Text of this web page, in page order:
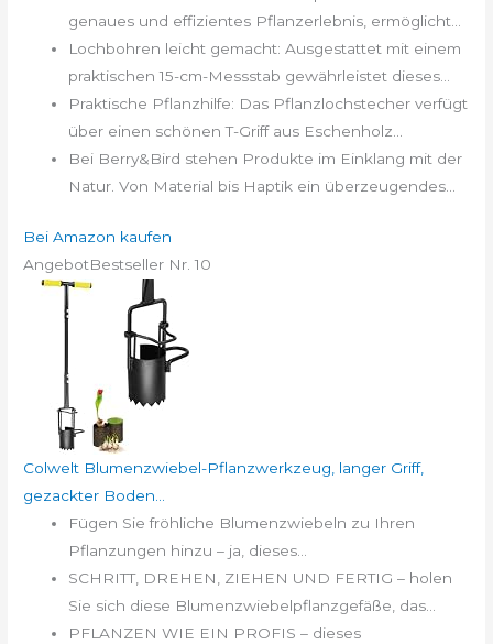
genaues und effizientes Pflanzerlebnis, ermöglicht...
Lochbohren leicht gemacht: Ausgestattet mit einem
praktischen 15-cm-Messstab gewährleistet dieses...
Praktische Pflanzhilfe: Das Pflanzlochstecher verfügt
über einen schönen T-Griff aus Eschenholz...
Bei Berry&Bird stehen Produkte im Einklang mit der
Natur. Von Material bis Haptik ein überzeugendes...
Bei Amazon kaufen
AngebotBestseller Nr. 10
Colwelt Blumenzwiebel-Pflanzwerkzeug, langer Griff,
gezackter Boden...
Fügen Sie fröhliche Blumenzwiebeln zu Ihren
Pflanzungen hinzu – ja, dieses...
SCHRITT, DREHEN, ZIEHEN UND FERTIG – holen
Sie sich diese Blumenzwiebelpflanzgefäße, das...
PFLANZEN WIE EIN PROFIS – dieses